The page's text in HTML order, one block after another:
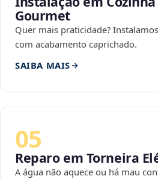
Gourmet
Quer mais praticidade?
com acabamento caprichado.
SAIBA MAIS
05
Reparo em Torneira
A água não aquece ou há mau